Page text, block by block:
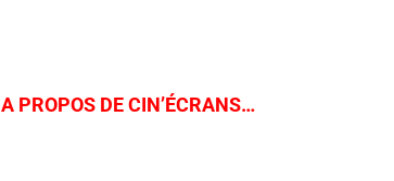
A PROPOS DE CIN’ÉCRANS…